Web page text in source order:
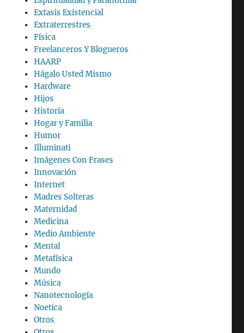
Extasis Existencial
Extraterrestres
Física
Freelanceros Y Blogueros
HAARP
Hágalo Usted Mismo
Hardware
Hijos
Historia
Hogar y Familia
Humor
Illuminati
Imágenes Con Frases
Innovación
Internet
Madres Solteras
Maternidad
Medicina
Medio Ambiente
Mental
Metafísica
Mundo
Música
Nanotecnología
Noetica
Otros